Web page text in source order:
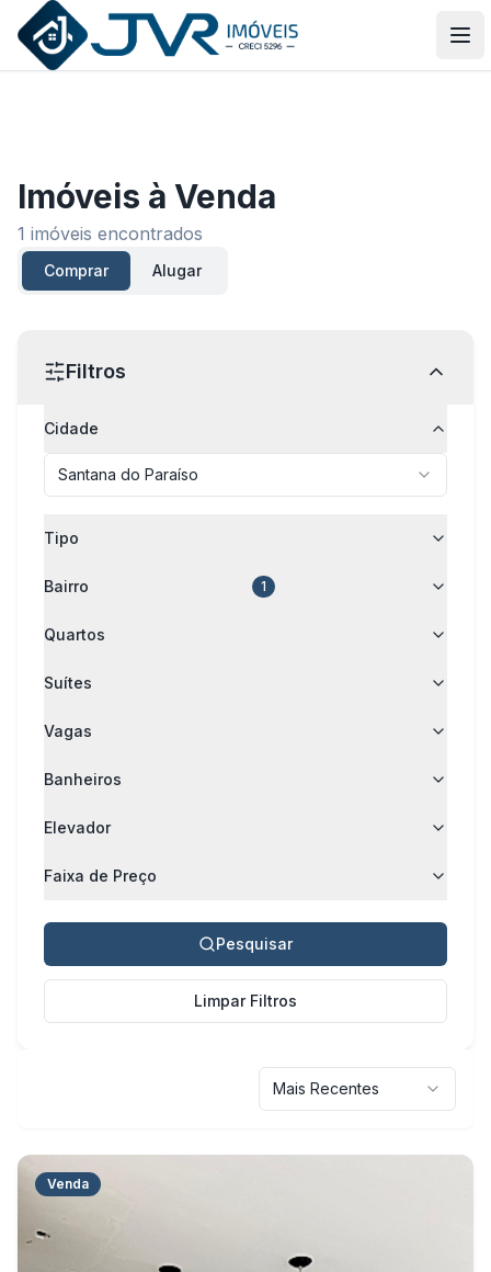
JVR Imóveis
Imóveis à Venda
1 imóveis encontrados
Comprar Alugar
Filtros
Cidade
Santana do Paraíso
Tipo
Bairro 1
Quartos
Suítes
Vagas
Banheiros
Elevador
Faixa de Preço
Pesquisar
Limpar Filtros
Mais Recentes
Venda